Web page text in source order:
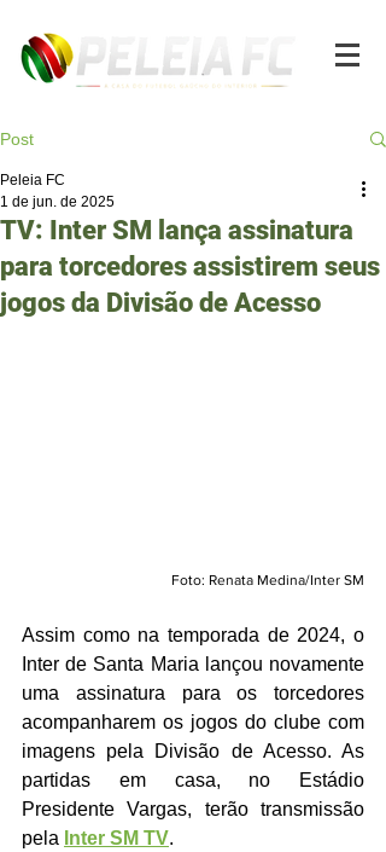
Post
TV: Inter SM lança assinatura
para torcedores assistirem seus
jogos da Divisão de Acesso
Peleia FC
1 de jun. de 2025
Foto: Renata Medina/Inter SM
Assim como na temporada de 2024, o
Inter de Santa Maria lançou novamente
uma assinatura para os torcedores
acompanharem os jogos do clube com
imagens pela Divisão de Acesso. As
partidas em casa, no Estádio
Presidente Vargas, terão transmissão
pela Inter SM TV.